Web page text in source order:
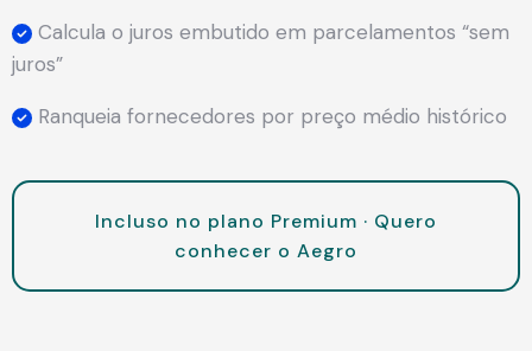
Calcula o juros embutido em parcelamentos “sem
juros”
Ranqueia fornecedores por preço médio histórico
Incluso no plano Premium · Quero
conhecer o Aegro